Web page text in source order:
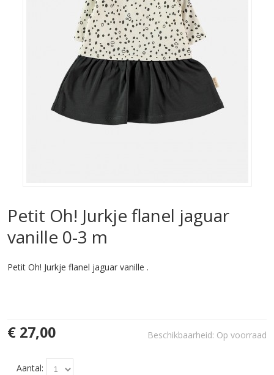
Petit Oh! Jurkje flanel jaguar
vanille 0-3 m
Petit Oh! Jurkje flanel jaguar vanille .
Beschikbaarheid: Op voorraad
€ 27,00
Aantal: